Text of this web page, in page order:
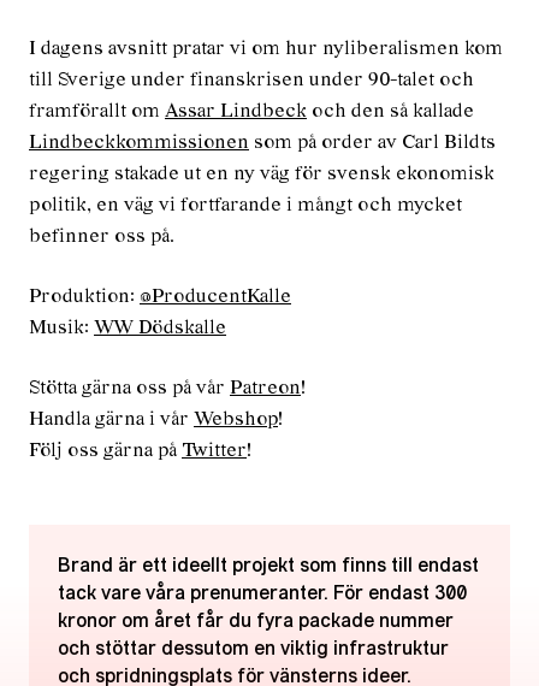
I dagens avsnitt pratar vi om hur nyliberalismen kom
till Sverige under finanskrisen under 90-talet och
framförallt om Assar Lindbeck och den så kallade
Lindbeckkommissionen som på order av Carl Bildts
regering stakade ut en ny väg för svensk ekonomisk
politik, en väg vi fortfarande i mångt och mycket
befinner oss på.
Produktion: @ProducentKalle
Musik: WW Dödskalle
Stötta gärna oss på vår Patreon!
Handla gärna i vår Webshop!
Följ oss gärna på Twitter!
Brand är ett ideellt projekt som finns till endast
tack vare våra prenumeranter. För endast 300
kronor om året får du fyra packade nummer
och stöttar dessutom en viktig infrastruktur
och spridningsplats för vänsterns ideer.